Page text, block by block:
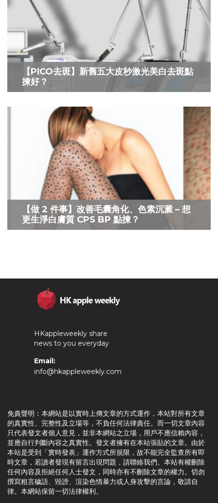
【PICO去斑】新舊五大皮秒激光美白去斑點
揀好？
【做 2 件事】改善毛囊角化、色素沉澱 – 想
更生淨白膚質 CPS BP 點揀？
HKappleweekly share
news to you everyday
Email:
info@hkappleweekly.com
免責聲明：本網站是以實時上傳文章的方式運作，本站對所有文章
的真實性、完整性及立場等，不負任何法律責任。而一切文章內容
只代表發文者個人意見，並非本網站之立場，用戶不應信賴內容，
並應自行判斷內容之真實性。發文者擁有在本站張貼的文章。由於
本站是受到「實時發表」運作方式所規限，故不能完全監查所有即
時文章，若讀者發現有留言出現問題，請聯絡我們。本站有權刪除
任何內容及拒絕任何人士發文，同時亦有不刪除文章的權力。切勿
撰寫粗言穢語、毀謗、渲染色情暴力或人身攻擊的言論，敬請自
律。本網站保留一切法律權利。